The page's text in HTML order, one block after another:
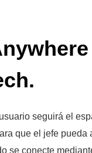
seguirá el
que el jefe pueda
se conecte